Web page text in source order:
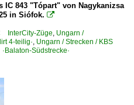
IC 843 "Tópart" von Nagykanizsa
in Siófok. 
InterCity-Züge, Ungarn /
4-teilig·, Ungarn / Strecken / KBS
Südstrecke·